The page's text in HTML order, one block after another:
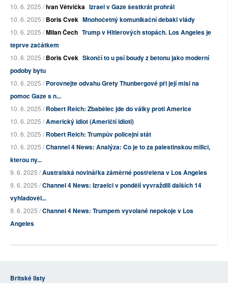
10. 6. 2025 /Ivan Větvička Izrael v Gaze šestkrát prohrál
10. 6. 2025 /Boris Cvek Mnohočetný komunikační debakl vlády
10. 6. 2025 /Milan Čech Trump v Hitlerových stopách. Los Angeles je
teprve začátkem
10. 6. 2025 /Boris Cvek Skončí to u psí boudy z betonu jako moderní
podoby bytu
10. 6. 2025 /Porovnejte odvahu Grety Thunbergové při její misi na
pomoc Gaze s n...
10. 6. 2025 /Robert Reich: Zbabělec jde do války proti Americe
10. 6. 2025 /Americký idiot (Američtí idioti)
10. 6. 2025 /Robert Reich: Trumpův policejní stát
10. 6. 2025 /Channel 4 News: Analýza: Co je to za palestinskou milici,
kterou ny...
9. 6. 2025 /Australská novinářka záměrné postřelena v Los Angeles
9. 6. 2025 /Channel 4 News: Izraelci v pondělí vyvraždili dalších 14
vyhladověl...
9. 6. 2025 /Channel 4 News: Trumpem vyvolané nepokoje v Los
Angeles
Britské listy